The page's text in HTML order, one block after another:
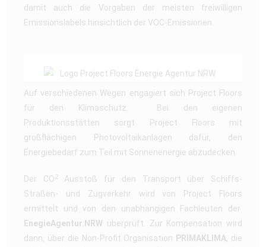
damit auch die Vorgaben der meisten freiwilligen
Emissionslabels hinsichtlich der VOC-Emissionen.
Auf verschiedenen Wegen engagiert sich Project Floors
für den Klimaschutz. Bei den eigenen
Produktionsstätten sorgt Project Floors mit
großflächigen Photovoltaikanlagen dafür, den
Energiebedarf zum Teil mit Sonnenenergie abzudecken.
Der CO2Ausstoß für den Transport über Schiffs-
Straßen- und Zugverkehr wird von Project Floors
ermittelt und von den unabhängigen Fachleuten der
EnegieAgentur.NRW überprüft. Zur Kompensation wird
dann, über die Non-Profit Organisation PRIMAKLIMA, die